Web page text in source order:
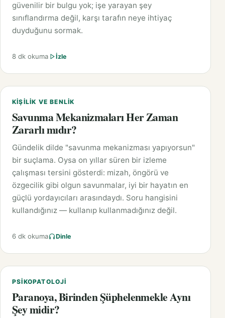
güvenilir bir bulgu yok; işe yarayan şey
sınıflandırma değil, karşı tarafın neye ihtiyaç
duyduğunu sormak.
8 dk okuma İzle
KIŞILIK VE BENLIK
Savunma Mekanizmaları Her Zaman
Zararlı mıdır?
Gündelik dilde "savunma mekanizması yapıyorsun"
bir suçlama. Oysa on yıllar süren bir izleme
çalışması tersini gösterdi: mizah, öngörü ve
özgecilik gibi olgun savunmalar, iyi bir hayatın en
güçlü yordayıcıları arasındaydı. Soru hangisini
kullandığınız — kullanıp kullanmadığınız değil.
6 dk okuma Dinle
PSIKOPATOLOJI
Paranoya, Birinden Şüphelenmekle Aynı
Şey midir?